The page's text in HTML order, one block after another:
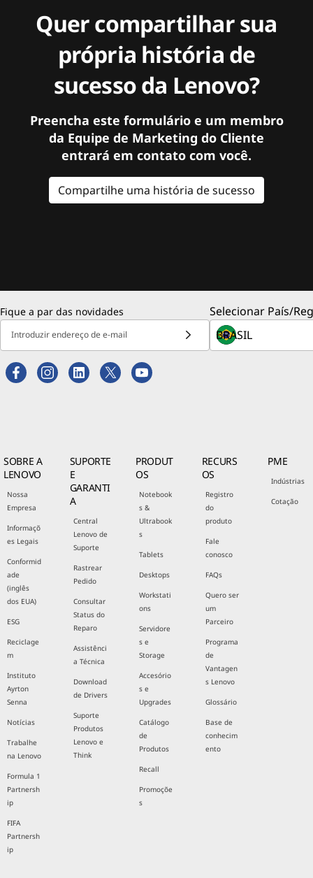
Quer compartilhar sua
própria história de
sucesso da Lenovo?
Preencha este formulário e um membro
da Equipe de Marketing do Cliente
entrará em contato com você.
Compartilhe uma história de sucesso
Fique a par das novidades
Introduzir endereço de e-mail
Selecionar País/
SOBRE A
LENOVO
Nossa
Empresa
Informaçõ
es Legais
Conformid
ade
(inglês
dos EUA)
ESG
Reciclage
m
Instituto
Ayrton
Senna
Notícias
Trabalhe
na Lenovo
Formula 1
Partnersh
ip
FIFA
Partnersh
ip
SUPORTE
E
GARANTI
A
Central
Lenovo de
Suporte
Rastrear
Pedido
Consultar
Status do
Reparo
Assistênci
a Técnica
Download
de Drivers
Suporte
Produtos
Lenovo e
Think
PRODUT
OS
Notebook
s &
Ultrabook
s
Tablets
Desktops
Workstati
ons
Servidore
s e
Storage
Accesório
s e
Upgrades
Catálogo
de
Produtos
Recall
Promoçõe
s
RECURS
OS
Registro
do
produto
Fale
conosco
FAQs
Quero ser
um
Parceiro
Programa
de
Vantagen
s Lenovo
Glossário
Base de
conhecim
ento
PME
Indústrias
Cotação